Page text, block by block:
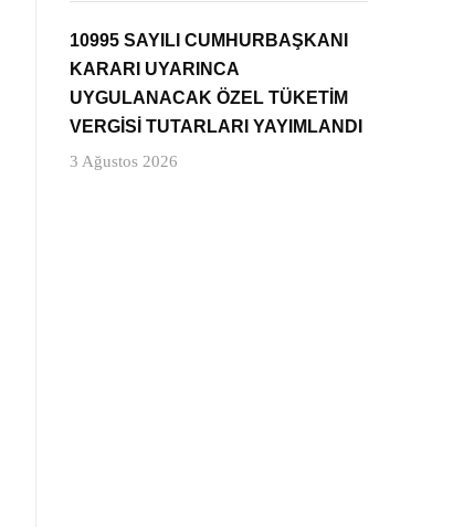
10995 SAYILI CUMHURBAŞKANI
KARARI UYARINCA
UYGULANACAK ÖZEL TÜKETİM
VERGİSİ TUTARLARI YAYIMLANDI
3 Ağustos 2026